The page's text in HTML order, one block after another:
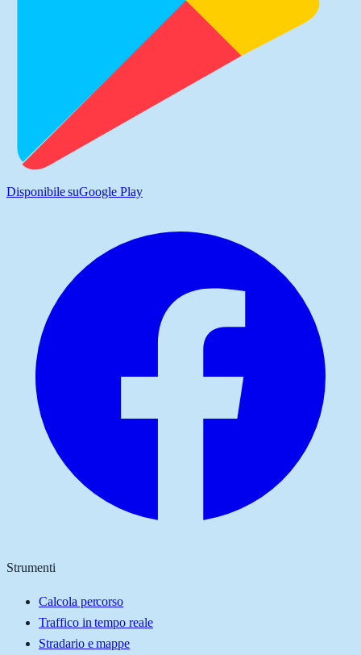
Disponibile suGoogle Play
Strumenti
Calcola percorso
Traffico in tempo reale
Stradario e mappe